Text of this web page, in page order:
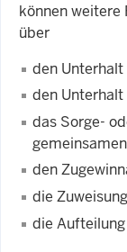
können weitere
über
den
den
das Sorge-
den
die
die